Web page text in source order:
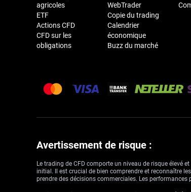
agricoles
ETF
Actions CFD
CFD sur les
obligations
WebTrader
Copie du trading
Calendrier
économique
Buzz du marché
Avertissement de risque :
Le trading de CFD comporte un niveau de risque élevé
initial. Il est crucial de bien comprendre et reconnaître
prendre des décisions commerciales. Les